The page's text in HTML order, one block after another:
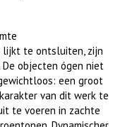
lijkt te ontsluiten, zijn
objecten ógen niet
een groot
van dit werk te
te voeren in zachte